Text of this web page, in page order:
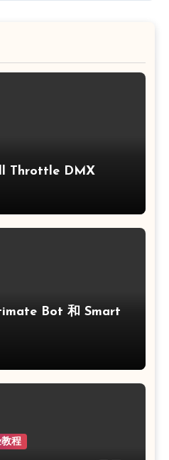
Throttle DMX
Bot 和 Smart
程